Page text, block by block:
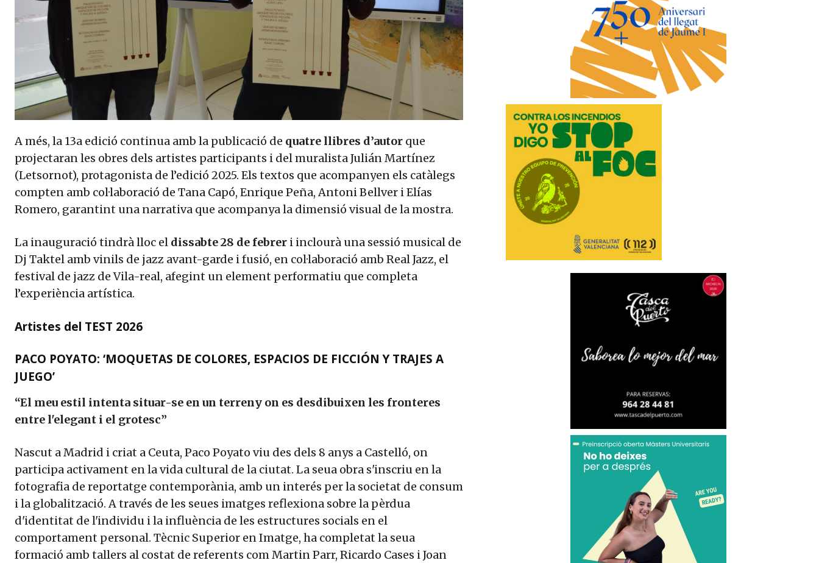
A més, la 13a edició continua amb la publicació de quatre llibres d’autor que
projectaran les obres dels artistes participants i del muralista Julián Martínez
(Letsornot), protagonista de l’edició 2025. Els textos que acompanyen els catàlegs
compten amb col·laboració de Tana Capó, Enrique Peña, Antoni Bellver i Elías
Romero, garantint una narrativa que acompanya la dimensió visual de la mostra.
La inauguració tindrà lloc el dissabte 28 de febrer i inclourà una sessió musical de
Dj Taktel amb vinils de jazz avant-garde i fusió, en col·laboració amb Real Jazz, el
festival de jazz de Vila-real, afegint un element performatiu que completa
l’experiència artística.
Artistes del TEST 2026
PACO POYATO: ‘MOQUETAS DE COLORES, ESPACIOS DE FICCIÓN Y TRAJES A
JUEGO’
“El meu estil intenta situar-se en un terreny on es desdibuixen les fronteres
entre l'elegant i el grotesc”
Nascut a Madrid i criat a Ceuta, Paco Poyato viu des dels 8 anys a Castelló, on
participa activament en la vida cultural de la ciutat. La seua obra s'inscriu en la
fotografia de reportatge contemporània, amb un interés per la societat de consum
i la globalització. A través de les seues imatges reflexiona sobre la pèrdua
d'identitat de l'individu i la influència de les estructures socials en el
comportament personal. Tècnic Superior en Imatge, ha completat la seua
formació amb tallers al costat de referents com Martin Parr, Ricardo Cases i Joan